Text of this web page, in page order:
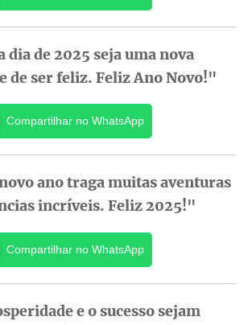
dia de 2025 seja uma nova
de ser feliz. Feliz Ano Novo!"
Compartilhar no WhatsApp
ano traga muitas aventuras
incríveis. Feliz 2025!"
Compartilhar no WhatsApp
e o sucesso sejam